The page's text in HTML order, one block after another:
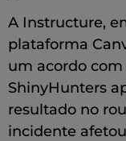
A Instructure,
plataforma
um acordo
ShinyHunters
resultado no
incidente